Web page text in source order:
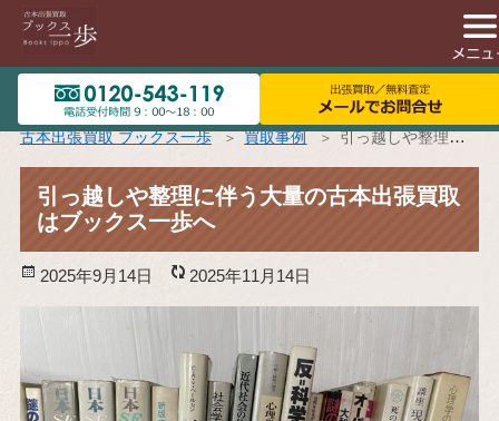
古本出張買取 ブックス一歩 買取事例 引っ越しや整理に伴う大量の古本出張買取はブックス一歩へ
引っ越しや整理に伴う大量の古本出張買取
はブックス一歩へ
投
2025年9月14日
更
新
2025年11月14日